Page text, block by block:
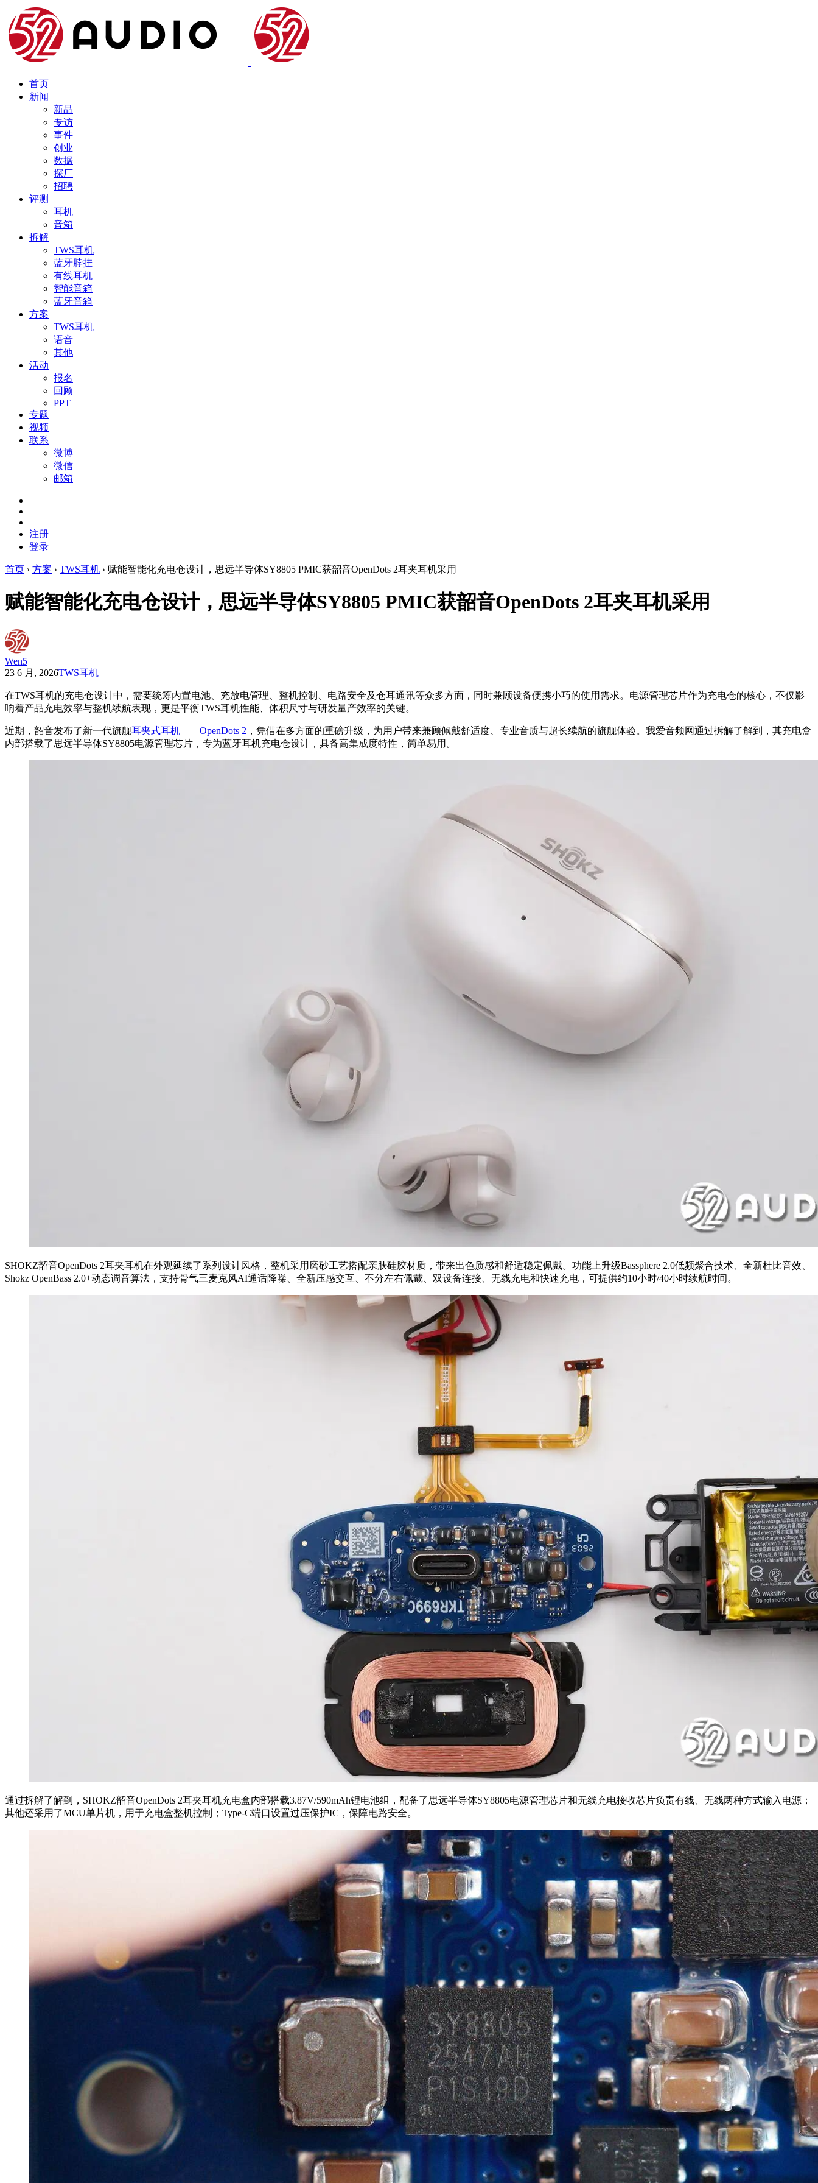
首页
新闻
新品
专访
事件
创业
数据
探厂
招聘
评测
耳机
音箱
拆解
TWS耳机
蓝牙脖挂
有线耳机
智能音箱
蓝牙音箱
方案
TWS耳机
语音
其他
活动
报名
回顾
PPT
专题
视频
联系
微博
微信
邮箱
注册
登录
首页 › 方案 › TWS耳机 › 赋能智能化充电仓设计，思远半导体SY8805 PMIC获韶音OpenDots 2耳夹耳机采用
赋能智能化充电仓设计，思远半导体SY8805 PMIC获韶音OpenDots 2耳夹耳机采用
Wen5
23 6 月, 2026TWS耳机
在TWS耳机的充电仓设计中，需要统筹内置电池、充放电管理、整机控制、电路安全及仓耳通讯等众多方面，同时兼顾设备便携小巧的使用需求。电源管理芯片作为充电仓的核心，不仅影
响着产品充电效率与整机续航表现，更是平衡TWS耳机性能、体积尺寸与研发量产效率的关键。
近期，韶音发布了新一代旗舰耳夹式耳机——OpenDots 2 ，凭借在多方面的重磅升级，为用户带来兼顾佩戴舒适度、专业音质与超长续航的旗舰体验。我爱音频网通过拆解了解到，其充电盒
内部搭载了思远半导体SY8805电源管理芯片，专为蓝牙耳机充电仓设计，具备高集成度特性，简单易用。
SHOKZ韶音OpenDots 2耳夹耳机在外观延续了系列设计风格，整机采用磨砂工艺搭配亲肤硅胶材质，带来出色质感和舒适稳定佩戴。功能上升级Bassphere 2.0低频聚合技术、全新杜比音效、
Shokz OpenBass 2.0+动态调音算法，支持骨气三麦克风AI通话降噪、全新压感交互、不分左右佩戴、双设备连接、无线充电和快速充电，可提供约10小时/40小时续航时间。
通过拆解了解到，SHOKZ韶音OpenDots 2耳夹耳机充电盒内部搭载3.87V/590mAh锂电池组，配备了思远半导体SY8805电源管理芯片和无线充电接收芯片负责有线、无线两种方式输入电源；
其他还采用了MCU单片机，用于充电盒整机控制；Type-C端口设置过压保护IC，保障电路安全。